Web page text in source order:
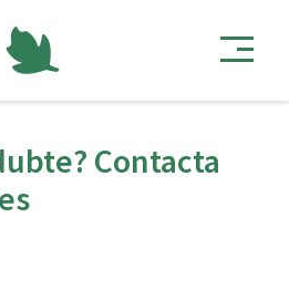
Contacta